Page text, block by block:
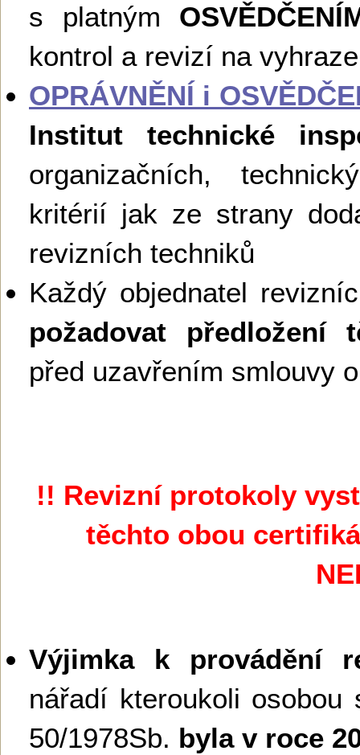
s platným
kontrol a revizí na
OPRÁVNĚNÍ i
Institut technické
organizačních,
kritérií jak ze strany
revizních techniků
Každý objednatel
požadovat předložení
před uzavřením smlouvy
!! Revizní protokoly
těchto obou
Výjimka k provádění
nářadí kteroukoli
50/1978Sb. byla v roce